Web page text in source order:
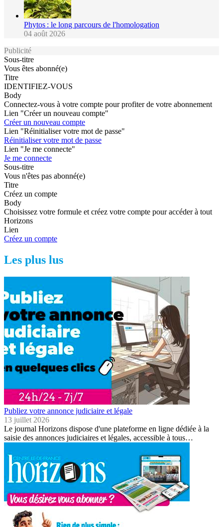
Phytos : le long parcours de l'homologation
04 août 2026
Publicité
Sous-titre
Vous êtes abonné(e)
Titre
IDENTIFIEZ-VOUS
Body
Connectez-vous à votre compte pour profiter de votre abonnement
Lien "Créer un nouveau compte"
Créer un nouveau compte
Lien "Réinitialiser votre mot de passe"
Réinitialiser votre mot de passe
Lien "Je me connecte"
Je me connecte
Sous-titre
Vous n'êtes pas abonné(e)
Titre
Créez un compte
Body
Choisissez votre formule et créez votre compte pour accéder à tout
Horizons
Lien
Créez un compte
Les plus lus
Publiez votre annonce judiciaire et légale
13 juillet 2026
Le journal Horizons dispose d'une plateforme en ligne dédiée à la
saisie des annonces judiciaires et légales, accessible à tous…